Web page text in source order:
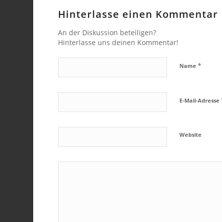
Hinterlasse einen Kommentar
An der Diskussion beteiligen?
Hinterlasse uns deinen Kommentar!
Name*
E-Mail-Adresse
Website